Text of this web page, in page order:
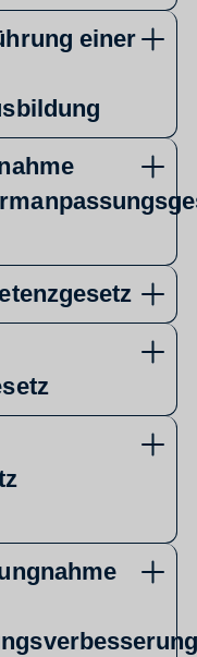
einer